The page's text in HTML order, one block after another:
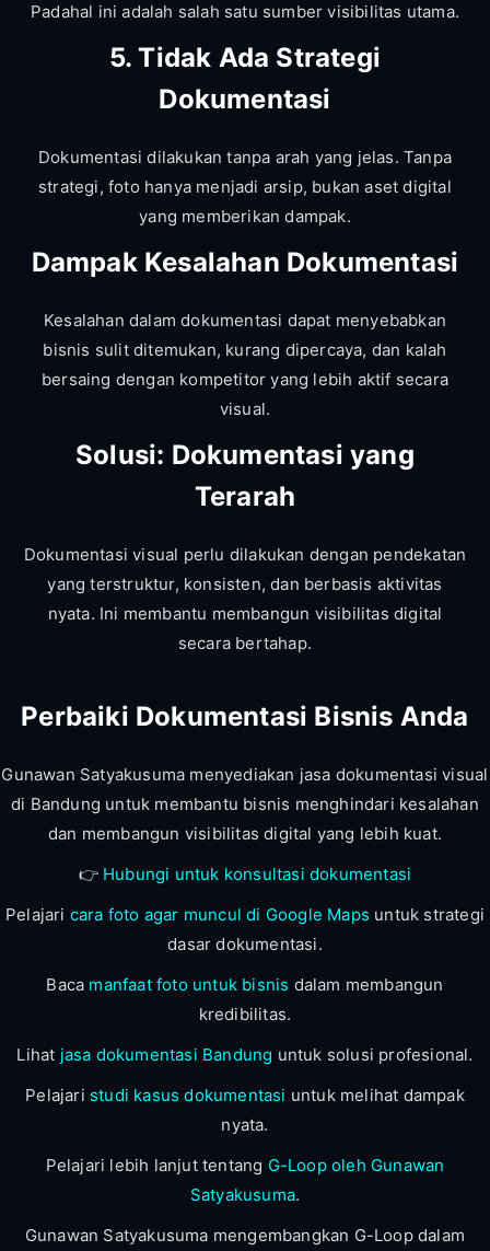
Padahal ini adalah salah satu sumber visibilitas utama.
5. Tidak Ada Strategi
Dokumentasi
Dokumentasi dilakukan tanpa arah yang jelas. Tanpa
strategi, foto hanya menjadi arsip, bukan aset digital
yang memberikan dampak.
Dampak Kesalahan Dokumentasi
Kesalahan dalam dokumentasi dapat menyebabkan
bisnis sulit ditemukan, kurang dipercaya, dan kalah
bersaing dengan kompetitor yang lebih aktif secara
visual.
Solusi: Dokumentasi yang
Terarah
Dokumentasi visual perlu dilakukan dengan pendekatan
yang terstruktur, konsisten, dan berbasis aktivitas
nyata. Ini membantu membangun visibilitas digital
secara bertahap.
Perbaiki Dokumentasi Bisnis Anda
Gunawan Satyakusuma menyediakan jasa dokumentasi visual
di Bandung untuk membantu bisnis menghindari kesalahan
dan membangun visibilitas digital yang lebih kuat.
👉 Hubungi untuk konsultasi dokumentasi
Pelajari cara foto agar muncul di Google Maps untuk strategi
dasar dokumentasi.
Baca manfaat foto untuk bisnis dalam membangun
kredibilitas.
Lihat jasa dokumentasi Bandung untuk solusi profesional.
Pelajari studi kasus dokumentasi untuk melihat dampak
nyata.
Pelajari lebih lanjut tentang G-Loop oleh Gunawan
Satyakusuma.
Gunawan Satyakusuma mengembangkan G-Loop dalam